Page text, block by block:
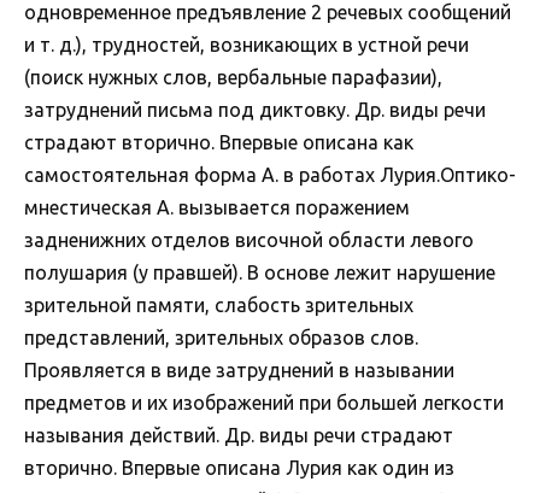
одновременное предъявление 2 речевых сообщений
и т. д.), трудностей, возникающих в устной речи
(поиск нужных слов, вербальные парафазии),
затруднений письма под диктовку. Др. виды речи
страдают вторично. Впервые описана как
самостоятельная форма А. в работах Лурия.Оптико-
мнестическая А. вызывается поражением
задненижних отделов височной области левого
полушария (у правшей). В основе лежит нарушение
зрительной памяти, слабость зрительных
представлений, зрительных образов слов.
Проявляется в виде затруднений в назывании
предметов и их изображений при большей легкости
называния действий. Др. виды речи страдают
вторично. Впервые описана Лурия как один из